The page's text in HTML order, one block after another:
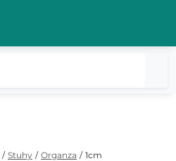
/ Stuhy / Organza / 1cm